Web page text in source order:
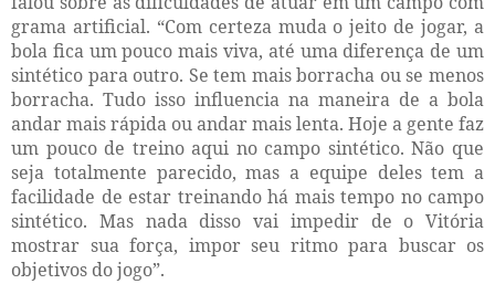
grama artificial. “Com certeza muda o jeito de jogar, a
bola fica um pouco mais viva, até uma diferença de um
sintético para outro. Se tem mais borracha ou se menos
borracha. Tudo isso influencia na maneira de a bola
andar mais rápida ou andar mais lenta. Hoje a gente faz
um pouco de treino aqui no campo sintético. Não que
seja totalmente parecido, mas a equipe deles tem a
facilidade de estar treinando há mais tempo no campo
sintético. Mas nada disso vai impedir de o Vitória
mostrar sua força, impor seu ritmo para buscar os
objetivos do jogo”.